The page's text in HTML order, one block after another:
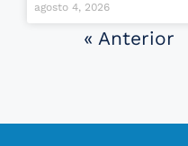
agosto 4, 2026
« Anterior